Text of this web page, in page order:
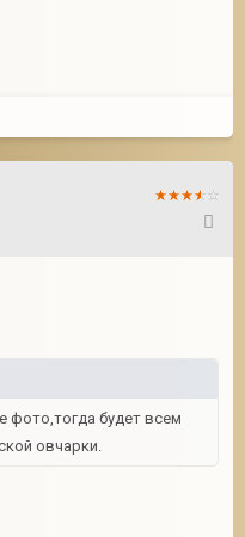
фото,тогда будет всем
овчарки.